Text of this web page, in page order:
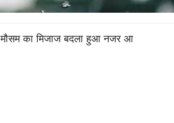
मौसम का मिजाज बदला हुआ नजर आ